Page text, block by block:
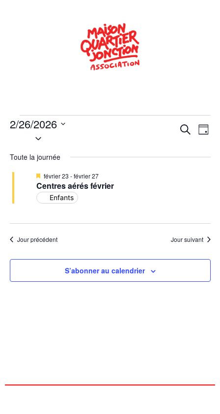
Recherche
Jour
2/26/2026
Sélectionnez
Toute la journée
Centres aérés février
Mis
en
avant
février 23 -février 27
Enfants
Jour précédent Jour suivant
S’abonner au calendrier